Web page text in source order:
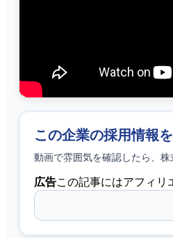
この企業の採用情報
動画で雰囲気を確認したら、 株
広告この記事にはアフィリ